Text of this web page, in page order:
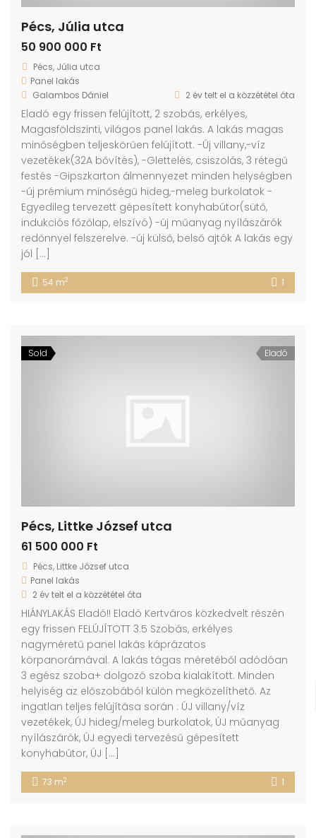
Pécs, Júlia utca
50 900 000 Ft
Pécs, Júlia utca
Panel lakás
Galambos Dániel
2 év telt el a közzététel óta
Eladó egy frissen felújított, 2 szobás, erkélyes,
Magasföldszinti, világos panel lakás. A lakás magas
minőségben teljeskörűen felújított. -Új villany,-víz
vezetékek(32A bővítés), -Glettelés, csiszolás, 3 rétegű
festés -Gipszkarton álmennyezet minden helységben
-új prémium minőségű hideg,-meleg burkolatok -
Egyedileg tervezett gépesített konyhabútor(sütő,
indukciós főzőlap, elszívó) -új műanyag nyílászárók
redőnnyel felszerelve. -új külső, belső ajtók A lakás egy
jól […]
54 m2 1
Sold Eladó
Pécs, Littke József utca
61 500 000 Ft
Pécs, Littke József utca
Panel lakás
2 év telt el a közzététel óta
HIÁNYLAKÁS Eladó!! Eladó Kertváros közkedvelt részén
egy frissen FELÚJÍTOTT 3.5 Szobás, erkélyes
nagyméretű panel lakás káprázatos
körpanorámával. A lakás tágas méretéből adódóan
3 egész szoba+ dolgozó szoba kialakított. Minden
helyiség az előszobából külön megközelíthető. Az
ingatlan teljes felújítása során : ÚJ villany/víz
vezetékek, ÚJ hideg/meleg burkolatok, ÚJ műanyag
nyílászárók, ÚJ egyedi tervezésű gépesített
konyhabútor, ÚJ […]
73 m2 1